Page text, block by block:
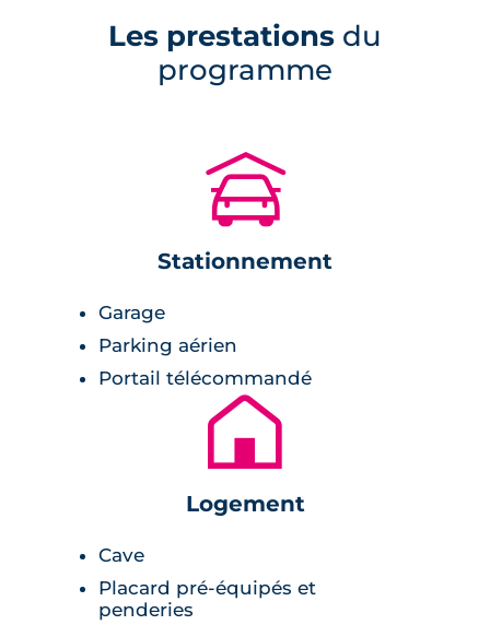
minutes à pied de plusieurs établissements
scolaires, tels que l'école élémentaire Pierre
avec supermarché est accessible en
seulement 5 minutes en voiture.
apprécieront la proximité du cinéma La
deux situés à quelques minutes à pied. Les
besoins médicaux sont également pris en
charge avec une pharmacie et une maison
médicale à seulement 16 minutes à pied.
Description de la résidence
compose d'appartmeents et de maisons en
accord avec le paysage breton. Les logements,
allant des Villas-Jardins de 3 pièces aux
Les prestations du
programme
🚗
Stationnement
Garage
Parking aérien
Portail télécommandé
🏚
Logement
Cave
Placard pré-équipés et
penderies